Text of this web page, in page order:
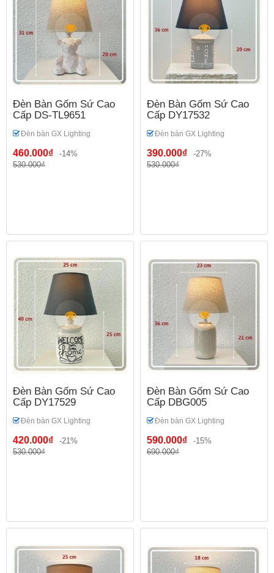
Đèn Bàn Gốm Sứ Cao
Cấp DS-TL9651
Đèn bàn GX Lighting
460.000₫
-14%
530.000₫
Đèn Bàn Gốm Sứ Cao
Cấp DY17532
Đèn bàn GX Lighting
390.000₫
-27%
530.000₫
Đèn Bàn Gốm Sứ Cao
Cấp DY17529
Đèn bàn GX Lighting
420.000₫
-21%
530.000₫
Đèn Bàn Gốm Sứ Cao
Cấp DBG005
Đèn bàn GX Lighting
590.000₫
-15%
690.000₫